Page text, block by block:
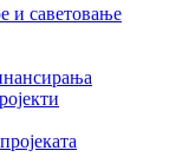
и саветовање